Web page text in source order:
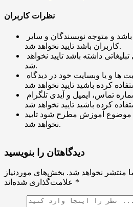
نظرات کاربران
کاربران باشد تایید نخواهد شد.
شد.
موضوع آموزش مطرح شود تایید
نخواهد شد.
دیدگاهتان را بنویسید
منتشر نخواهد شد. بخش‌های موردنیاز
*